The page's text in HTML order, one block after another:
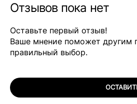
Отзывов пока нет
Оставьте первый отзыв!
Ваше мнение поможет другим
правильный выбор.